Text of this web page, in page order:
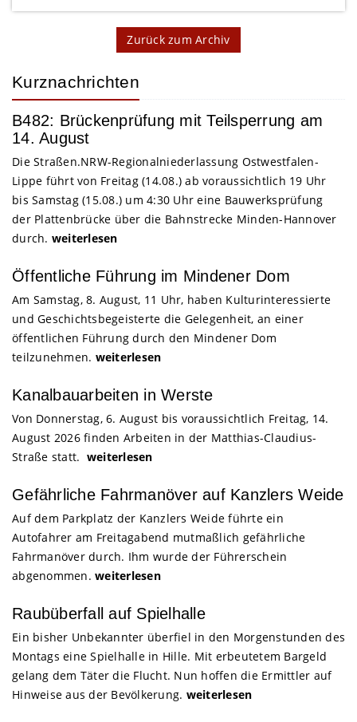
Zurück zum Archiv
Kurznachrichten
B482: Brückenprüfung mit Teilsperrung am
14. August
Die Straßen.NRW-Regionalniederlassung Ostwestfalen-
Lippe führt von Freitag (14.08.) ab voraussichtlich 19 Uhr
bis Samstag (15.08.) um 4:30 Uhr eine Bauwerksprüfung
der Plattenbrücke über die Bahnstrecke Minden-Hannover
durch. weiterlesen
Öffentliche Führung im Mindener Dom
Am Samstag, 8. August, 11 Uhr, haben Kulturinteressierte
und Geschichtsbegeisterte die Gelegenheit, an einer
öffentlichen Führung durch den Mindener Dom
teilzunehmen. weiterlesen
Kanalbauarbeiten in Werste
Von Donnerstag, 6. August bis voraussichtlich Freitag, 14.
August 2026 finden Arbeiten in der Matthias-Claudius-
Straße statt. weiterlesen
Gefährliche Fahrmanöver auf Kanzlers Weide
Auf dem Parkplatz der Kanzlers Weide führte ein
Autofahrer am Freitagabend mutmaßlich gefährliche
Fahrmanöver durch. Ihm wurde der Führerschein
abgenommen. weiterlesen
Raubüberfall auf Spielhalle
Ein bisher Unbekannter überfiel in den Morgenstunden des
Montags eine Spielhalle in Hille. Mit erbeutetem Bargeld
gelang dem Täter die Flucht. Nun hoffen die Ermittler auf
Hinweise aus der Bevölkerung. weiterlesen